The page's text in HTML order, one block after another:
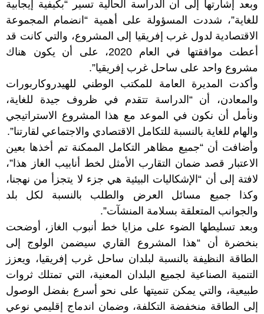
وبعد إشارتها إلى أن الدراسة الحالية تسير “بكيفية إيجابية
للغاية”، شددت المسؤولة على أهمية “انضمام المجموعة
الاقتصادية لدول غرب إفريقيا إلى المشروع، والتي كانت قد
أعطت موافقتها في العام 2020، على أن يكون هناك
مشروع واحد على ساحل غرب إفريقيا”.
وأكدت المديرة العامة للمكتب الوطني للهيدروكاربورات
والمعادن، أن “الدراسة تتقدم في ظروف جيدة للغاية،
ونأمل أن نكون في الموعد مع هذا المشروع الاستراتيجي
والهام للغاية بالنسبة للتكامل الاقتصادي والاجتماعي لقارتنا”.
وأضافت أن “جميع مظاهر التكامل الممكنة تم أخذها بعين
الاعتبار قصد ضمان التقارب الأمثل لخط أنابيب الغاز هذا”،
لافتة إلى أن “الإشكاليات البيئية هي جزء لا يتجزأ من نهجنا،
وكذا جميع مسائل العرض والطلب بالنسبة لكل بلد
والجوانب المتعلقة بسلامة المنشآت”.
وبعد تسليطها الضوء على مزايا خط أنبوب الغاز، أوضحت
بنخضرة أن “هذا المشروع القاري سيضمن الولوج إلى
الطاقة النظيفة بالنسبة لبلدان ساحل غرب إفريقيا، ويعزز
التنمية الصناعية لجميع البلدان المعنية، التي تمتلك ثروات
طبيعية، والتي يمكن تنميتها على نحو أسرع بفضل الوصول
إلى الطاقة منخفضة التكلفة، وضمان اندماج إقليمي نوعي